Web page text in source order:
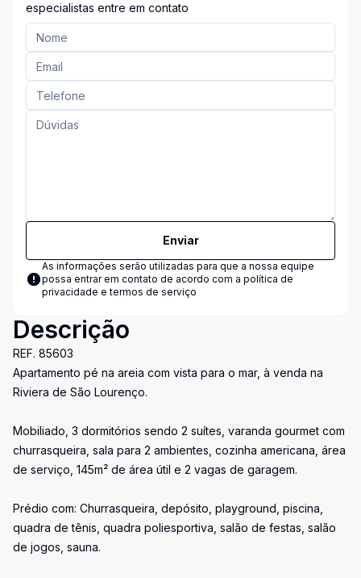
especialistas entre em contato
Enviar
As informações serão utilizadas para que a nossa equipe
possa entrar em contato de acordo com a política de
privacidade e termos de serviço
Descrição
REF. 85603
Apartamento pé na areia com vista para o mar, à venda na
Riviera de São Lourenço.
Mobiliado, 3 dormitórios sendo 2 suítes, varanda gourmet com
churrasqueira, sala para 2 ambientes, cozinha americana, área
de serviço, 145m² de área útil e 2 vagas de garagem.
Prédio com: Churrasqueira, depósito, playground, piscina,
quadra de tênis, quadra poliesportiva, salão de festas, salão
de jogos, sauna.